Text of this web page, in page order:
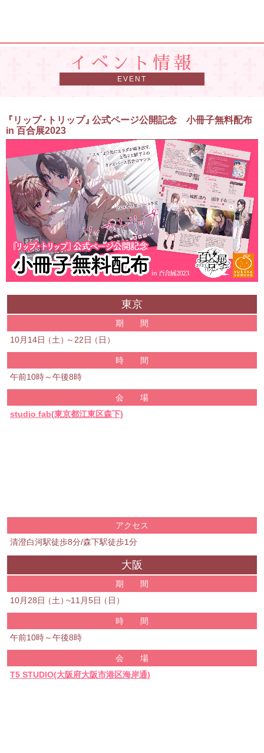
イベント情報
『 リップ・ トリップ』公式ページ公開記念 小冊子無料配布
in 百合展2023
東京
期 間
10月14日（土）～22日（ 日 ）
時 間
午前10時～午後8時
会 場
studio fab(東京都江東区森下)
アクセス
清澄白河駅徒歩8分/森下駅徒歩1分
大阪
期 間
10月28日（土）~11月5日（ 日 ）
時 間
午前10時～午後8時
会 場
T5 STUDIO(大阪府大阪市港区海岸通)